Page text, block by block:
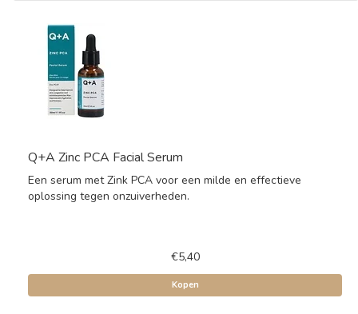
Q+A Zinc PCA Facial Serum
Een serum met Zink PCA voor een milde en effectieve
oplossing tegen onzuiverheden.
€5,40
Kopen